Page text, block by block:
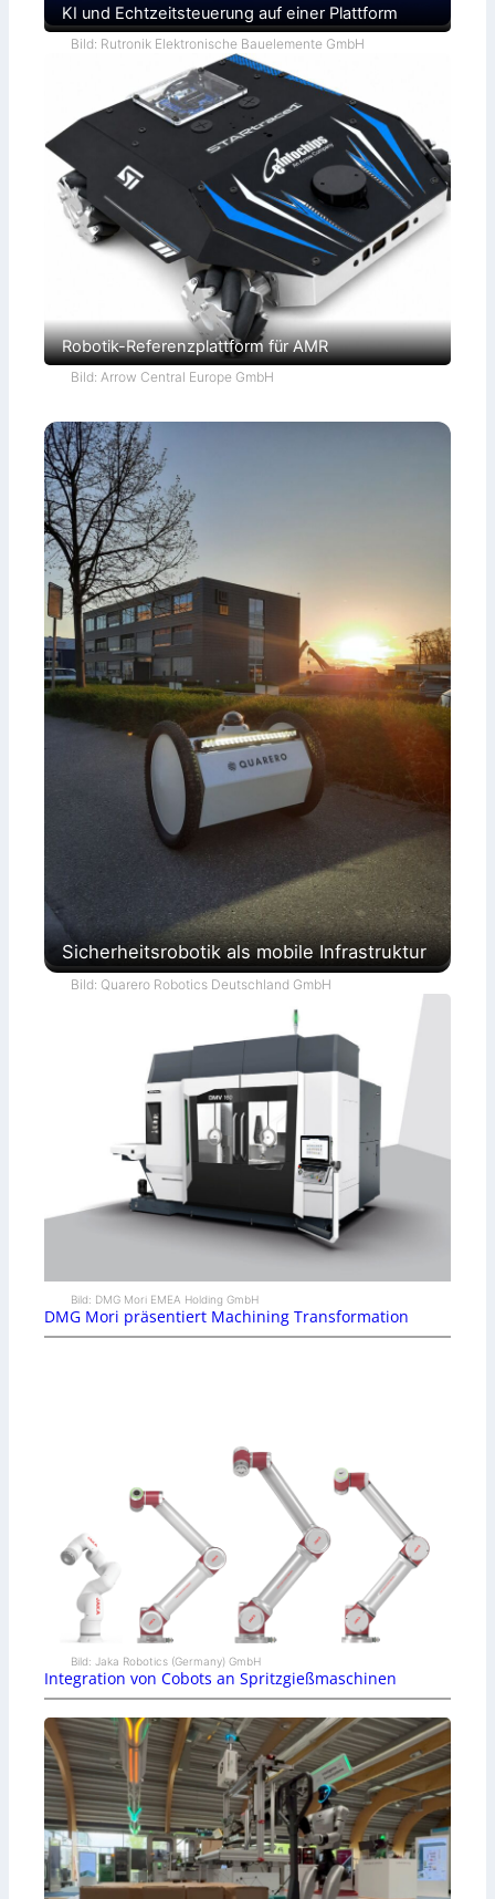
KI und Echtzeitsteuerung auf einer Plattform
Bild: Rutronik Elektronische Bauelemente GmbH
Robotik-Referenzplattform für AMR
Bild: Arrow Central Europe GmbH
Sicherheitsrobotik als mobile Infrastruktur
Bild: Quarero Robotics Deutschland GmbH
Bild: DMG Mori EMEA Holding GmbH
DMG Mori präsentiert Machining Transformation
Bild: Jaka Robotics (Germany) GmbH
Integration von Cobots an Spritzgießmaschinen